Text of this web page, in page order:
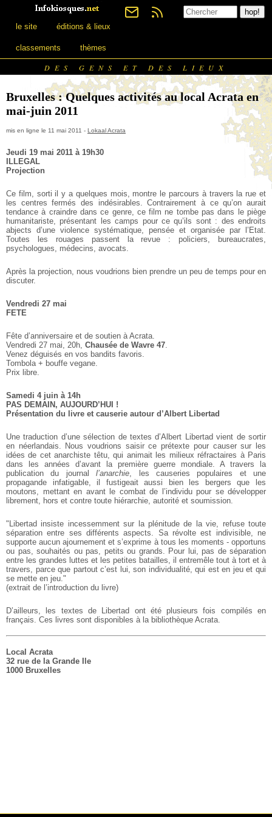
le site éditions & lieux
classements thèmes
DES GENS ET DES LIEUX
Bruxelles : Quelques activités au local Acrata en
mai-juin 2011
mis en ligne le 11 mai 2011 - Lokaal Acrata
Jeudi 19 mai 2011 à 19h30
ILLEGAL
Projection
Ce film, sorti il y a quelques mois, montre le parcours à travers larue et
les centres fermés des indésirables. Contrairement à ce qu’on aurait
tendance à craindre dans ce genre, ce film ne tombe pas dans le piège
humanitariste, présentant les camps pour ce qu’ils sont : des endroits
abjects d’une violence systématique, pensée et organisée par l’Etat.
Toutes les rouages passent la revue : policiers, bureaucrates,
psychologues, médecins, avocats.
Après la projection, nous voudrions bien prendre un peu de temps pouren
discuter.
Vendredi 27 mai
FETE
Fête d’anniversaire et de soutien à Acrata.
Vendredi 27 mai, 20h, Chausée de Wavre 47.
Venez déguisés en vos bandits favoris.
Tombola + bouffe vegane.
Prix libre.
Samedi 4 juin à 14h
PAS DEMAIN, AUJOURD’HUI !
Présentation du livre et causerie autour d’Albert Libertad
Une traduction d’une sélection de textes d’Albert Libertad vient desortir
en néerlandais. Nous voudrions saisir ce prétexte pour causersur les
idées de cet anarchiste têtu, qui animait les milieux réfractaires à Paris
dans les années d’avant la première guerre mondiale. A travers la
publication du journall’anarchie, les causeries populaires et une
propagande infatigable, il fustigeaitaussi bien les bergers que les
moutons, mettant en avant le combat de l’individu pour se développer
librement, hors et contre toute hiérarchie, autorité et soumission.
"Libertad insiste incessemment sur la plénitude de la vie, refusetoute
séparation entre ses différents aspects. Sa révolte est indivisible, ne
supporte aucun ajournement et s’exprime à tous les moments - opportuns
ou pas, souhaités ou pas, petits ou grands. Pour lui, pas de séparation
entre les grandes luttes et les petites batailles, il entremêle tout à tort et à
travers, parce que partoutc’est lui, son individualité, qui est en jeu et qui
se mette en jeu."
(extrait de l’introduction du livre)
D’ailleurs, les textes de Libertad ont été plusieurs fois compilés en
français. Ces livres sont disponibles à la bibliothèque Acrata.
Local Acrata
32 rue de la Grande Ile
1000 Bruxelles